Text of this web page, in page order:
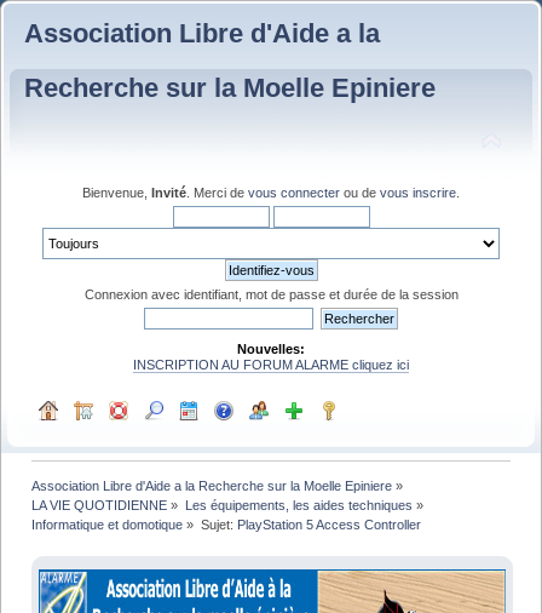
Association Libre d'Aide a la
Recherche sur la Moelle Epiniere
Bienvenue, Invité . Merci de vous connecter ou de vous inscrire
Connexion avec identifiant, mot de passe et durée de la session
Nouvelles:
INSCRIPTION AU FORUM ALARME cliquez ici
Association Libre d'Aide a la Recherche sur la Moelle Epiniere »
LA VIE QUOTIDIENNE » Les équipements, les aides techniques »
Informatique et domotique » Sujet: PlayStation 5 Access Controller